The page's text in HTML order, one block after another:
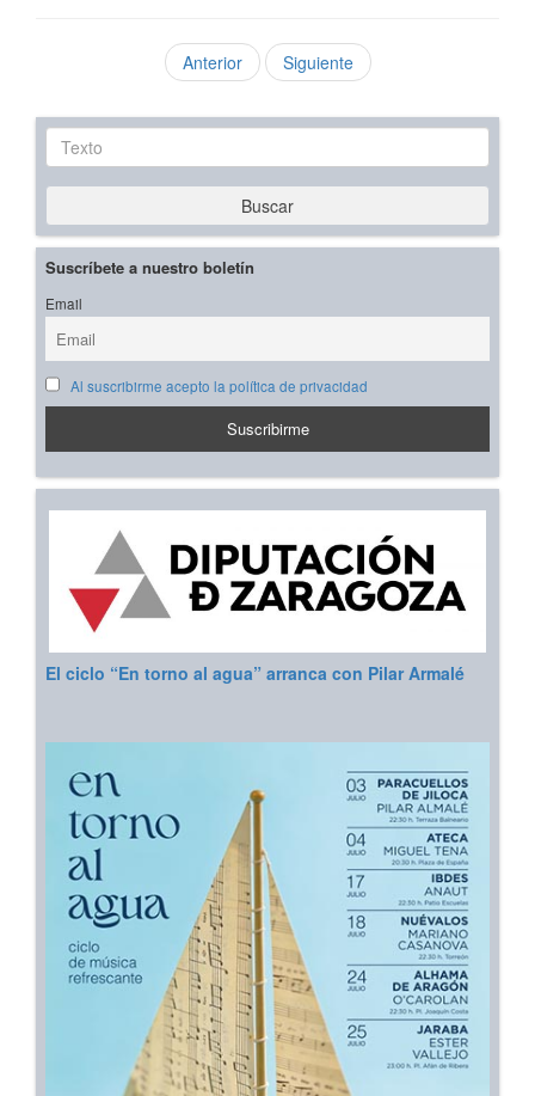
Anterior Siguiente
Texto
Buscar
Suscríbete a nuestro boletín
Email
Al suscribirme acepto la política de privacidad
El ciclo “En torno al agua” arranca con Pilar Armalé